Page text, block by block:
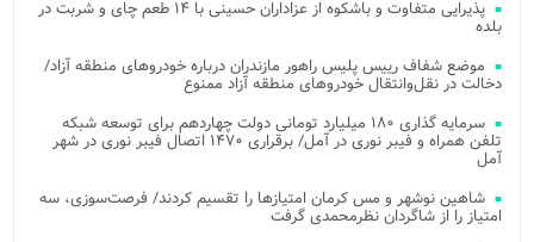
پذیرایی متفاوت و باشکوه از عزاداران حسینی با ۱۴ طعم چای و شربت در
بلده
موضع شفاف رییس پلیس راهور مازندران درباره خودروهای منطقه آزاد/
دخالت در نقل‌وانتقال خودروهای منطقه آزاد ممنوع
سرمایه گذاری ۱۸۰ میلیارد تومانی دولت چهاردهم برای توسعه شبکه
تلفن همراه و فیبر نوری در آمل/ برقراری ۱۴۷۰ اتصال فیبر نوری در شهر
آمل
شاهین نوشهر و مس کرمان امتیازها را تقسیم کردند/ فرصت‌سوزی، سه
امتیاز را از شاگردان نظرمحمدی گرفت